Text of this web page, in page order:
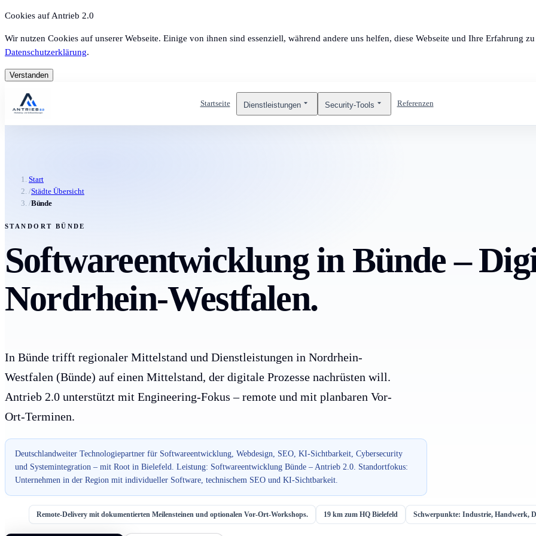
Cookies auf Antrieb 2.0
Wir nutzen Cookies auf unserer Webseite. Einige von ihnen sind essenziell, während andere uns helfen, diese Webseite und Ihre Erfahrung
Datenschutzerklärung.
Verstanden
Startseite Dienstleistungen Security-Tools Referenzen
Start
/Städte Übersicht
/Bünde
STANDORT BÜNDE
Softwareentwicklung in Bünde –
Nordrhein-Westfalen.
In Bünde trifft regionaler Mittelstand und Dienstleistungen in Nordrhein-
Westfalen (Bünde) auf einen Mittelstand, der digitale Prozesse nachrüsten will.
Antrieb 2.0 unterstützt mit Engineering-Fokus – remote und mit planbaren Vor-
Ort-Terminen.
Deutschlandweiter Technologiepartner für Softwareentwicklung, Webdesign, SEO, KI-Sichtbarkeit, Cybersecurity
und Systemintegration – mit Root in Bielefeld. Leistung: Softwareentwicklung Bünde – Antrieb 2.0. Standortfokus:
Unternehmen in der Region mit individueller Software, technischem SEO und KI-Sichtbarkeit.
Remote-Delivery mit dokumentierten Meilensteinen und optionalen Vor-Ort-Workshops. 19 km zum HQ Bielefeld Schwerpunkte: Industrie, Handwerk,